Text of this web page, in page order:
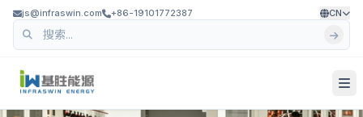
js@infraswin.com +86-19101772387 CN